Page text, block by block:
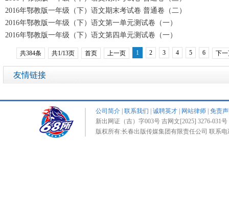
2016年鄂教版一年级（下）语文期末考试卷 普通卷（二）
2016年鄂教版一年级（下）语文第一单元测试卷（一）
2016年鄂教版一年级（下）语文第四单元测试卷（一）
共384条 共1/13页 首页 上一页 1 2 3 4 5 6 下
友情链接
公司简介 联系我们 诚聘英才 网站律师 免责
新出网证（吉）字003号 吉网文[2025] 3276-031
版权所有:长春出版传媒集团有限责任公司 联系电